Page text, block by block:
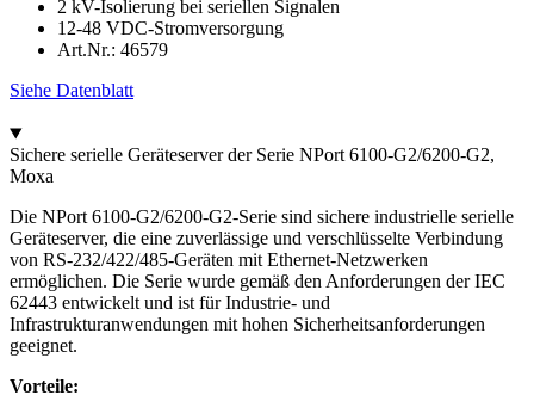
2 kV-Isolierung bei seriellen Signalen
12-48 VDC-Stromversorgung
Art.Nr.: 46579
Siehe Datenblatt
Sichere serielle Geräteserver der Serie NPort 6100-G2/6200-G2,
Moxa
Die NPort 6100-G2/6200-G2-Serie sind sichere industrielle serielle
Geräteserver, die eine zuverlässige und verschlüsselte Verbindung
von RS-232/422/485-Geräten mit Ethernet-Netzwerken
ermöglichen. Die Serie wurde gemäß den Anforderungen der IEC
62443 entwickelt und ist für Industrie- und
Infrastrukturanwendungen mit hohen Sicherheitsanforderungen
geeignet.
Vorteile: